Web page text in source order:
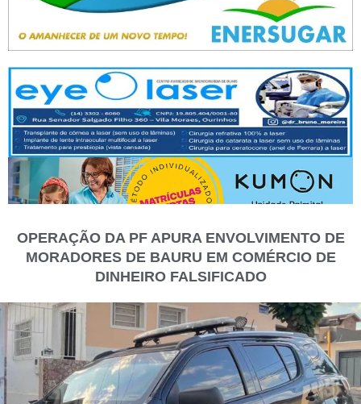
OPERAÇÃO DA PF APURA ENVOLVIMENTO DE
MORADORES DE BAURU EM COMÉRCIO DE
DINHEIRO FALSIFICADO